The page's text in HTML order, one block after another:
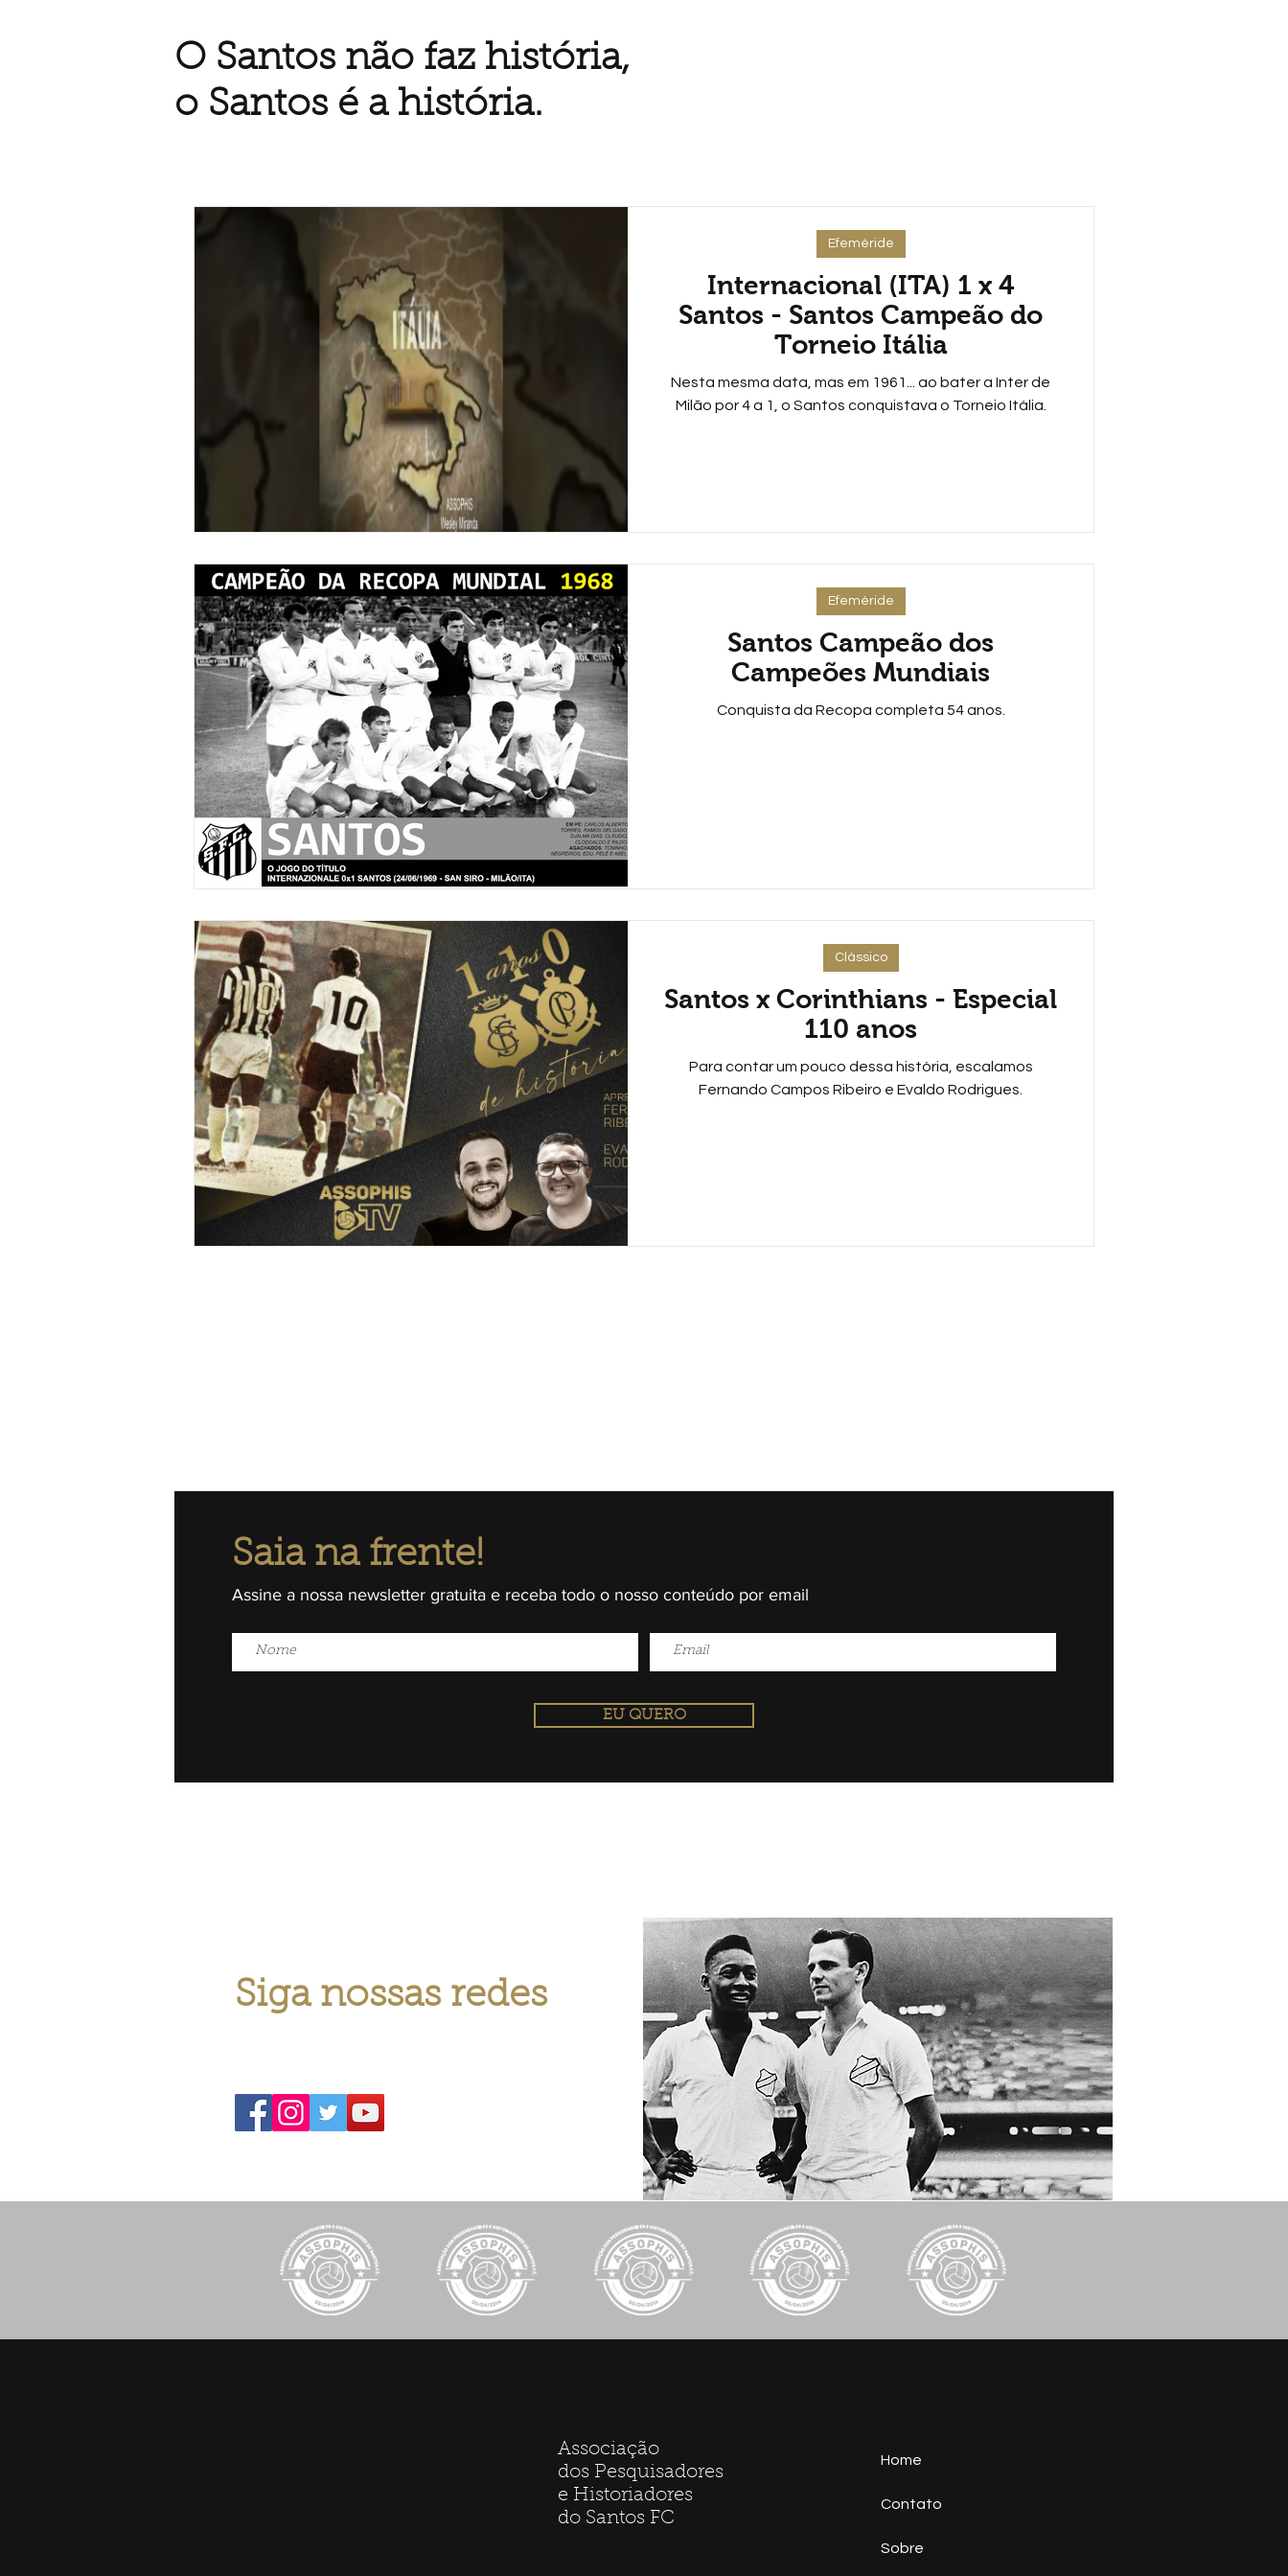
Internacional (ITA) 1 x 4
Santos - Santos Campeão do
Torneio Itália
Nesta mesma data, mas em 1961... ao bater a Inter de
Milão por 4 a 1, o Santos conquistava o Torneio Itália.
Efeméride
Santos Campeão dos
Campeões Mundiais
Conquista da Recopa completa 54 anos.
Efeméride
Santos x Corinthians - Especial
110 anos
Para contar um pouco dessa história, escalamos
Fernando Campos Ribeiro e Evaldo Rodrigues.
Clássico
O Santos não faz história,
o Santos é a história.
Saia na frente!
Assine a nossa newsletter gratuita e receba todo o nosso conteúdo por email
EU QUERO
Siga nossas redes
Associação
dos Pesquisadores
e Historiadores
do Santos FC
Home
Contato
Sobre